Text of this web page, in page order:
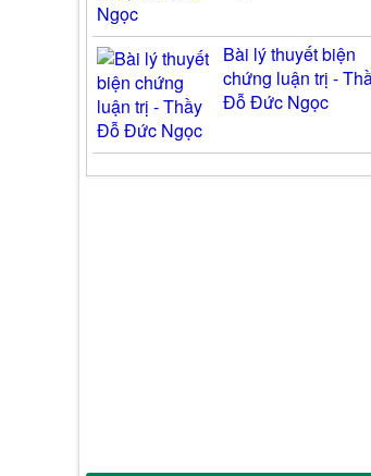
Bài lý thuyết biện
chứng luận trị -
Đỗ Đức Ngọc